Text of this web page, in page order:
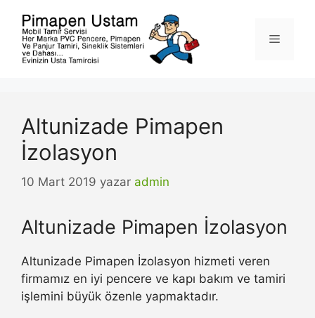
Menü
Altunizade Pimapen
İzolasyon
10 Mart 2019 yazar admin
Altunizade Pimapen İzolasyon
Altunizade Pimapen İzolasyon hizmeti veren
firmamız en iyi pencere ve kapı bakım ve tamiri
işlemini büyük özenle yapmaktadır.